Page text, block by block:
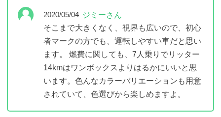
2020/05/04 ジミーさん
そこまで大きくなく、視界も広いので、初心
者マークの方でも、運転しやすい車だと思い
ます。 燃費に関しても、7人乗りでリッター
14kmはワンボックスよりはるかにいいと思
います。色んなカラーバリエーションも用意
されていて、色選びから楽しめますよ。